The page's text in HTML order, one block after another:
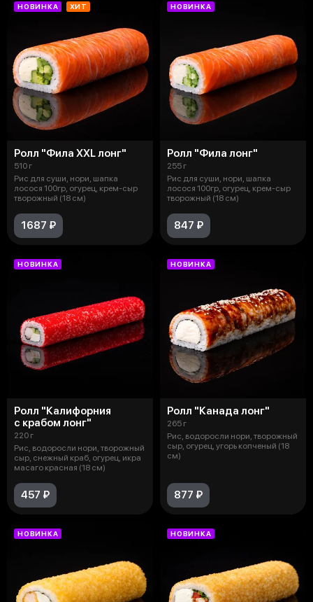
НОВИНКА ХИТ
Ролл "Фила XXL лонг"
510 г
Рис для суши, нори, шапка
лосося 100гр, огурец, крем-сыр
творожный (18 см)
1687 ₽
НОВИНКА
Ролл "Фила лонг"
255 г
Рис для суши, нори, шапка
лосося 100гр, огурец, крем-сыр
творожный (18 см)
847 ₽
НОВИНКА
Ролл "Калифорния
с крабом лонг"
220 г
Рис, водоросли нори, творожный
сыр, снежный краб, огурец, икра
масаго красная (18 см)
457 ₽
НОВИНКА
Ролл "Канада лонг"
265 г
Рис, водоросли нори, творожный
сыр, огурец, угорь копченый (18
см)
877 ₽
НОВИНКА НОВИНКА